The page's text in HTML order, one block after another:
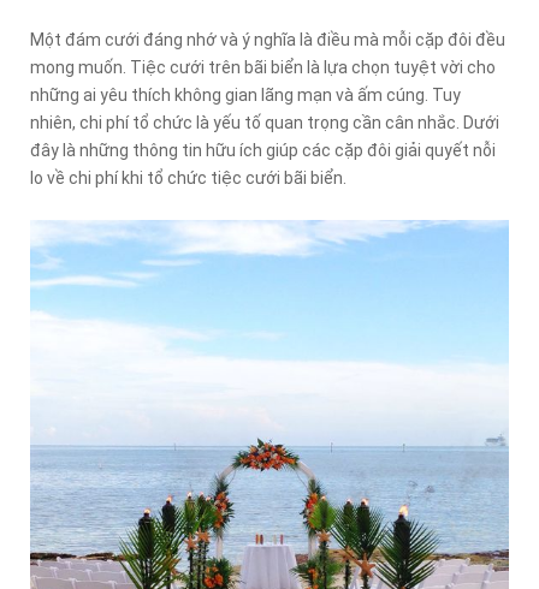
Một đám cưới đáng nhớ và ý nghĩa là điều mà mỗi cặp đôi đều
mong muốn. Tiệc cưới trên bãi biển là lựa chọn tuyệt vời cho
những ai yêu thích không gian lãng mạn và ấm cúng. Tuy
nhiên, chi phí tổ chức là yếu tố quan trọng cần cân nhắc. Dưới
đây là những thông tin hữu ích giúp các cặp đôi giải quyết nỗi
lo về chi phí khi tổ chức tiệc cưới bãi biển.